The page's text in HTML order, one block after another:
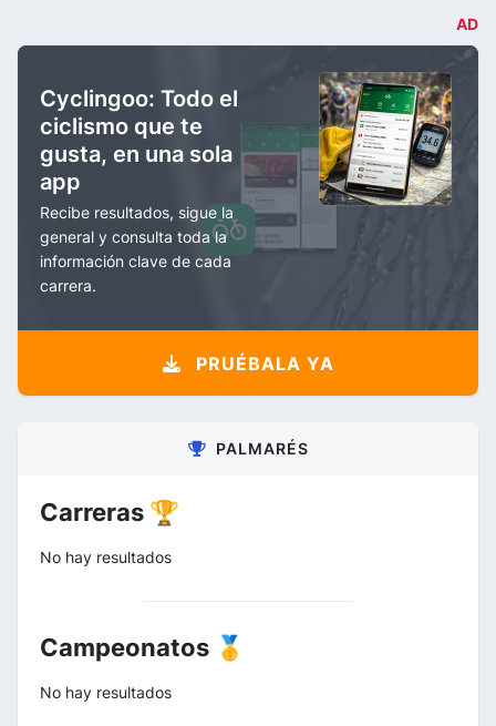
AD
Cyclingoo: Todo el
ciclismo que te
gusta, en una sola
app
Recibe resultados, sigue la
general y consulta toda la
información clave de cada
carrera.
PRUÉBALA YA
PALMARÉS
Carreras 🏆
No hay resultados
Campeonatos 🥇
No hay resultados